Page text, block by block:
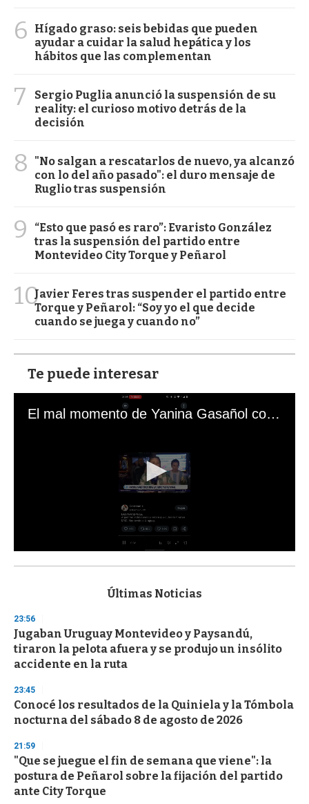
6
Hígado graso: seis bebidas que pueden
ayudar a cuidar la salud hepática y los
hábitos que las complementan
7
Sergio Puglia anunció la suspensión de su
reality: el curioso motivo detrás de la
decisión
8
"No salgan a rescatarlos de nuevo, ya alcanzó
con lo del año pasado": el duro mensaje de
Ruglio tras suspensión
9
“Esto que pasó es raro”: Evaristo González
tras la suspensión del partido entre
Montevideo City Torque y Peñarol
10Javier Feres tras suspender el partido entre
Torque y Peñarol: “Soy yo el que decide
cuando se juega y cuando no”
Te puede interesar
El mal momento de Yanina Gasañol con un hincha argentino en "Subrayado"
s
d
s
o
f
3
s
e
c
o
d
s
Últimas Noticias
23:56
Jugaban Uruguay Montevideo y Paysandú,
tiraron la pelota afuera y se produjo un insólito
accidente en la ruta
23:45
Conocé los resultados de la Quiniela y la Tómbola
nocturna del sábado 8 de agosto de 2026
21:59
"Que se juegue el fin de semana que viene": la
postura de Peñarol sobre la fijación del partido
ante City Torque